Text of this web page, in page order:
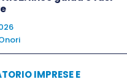
persone. La dottrina
sul profilo derogatorio
prospettive non sono
IMPRESE E